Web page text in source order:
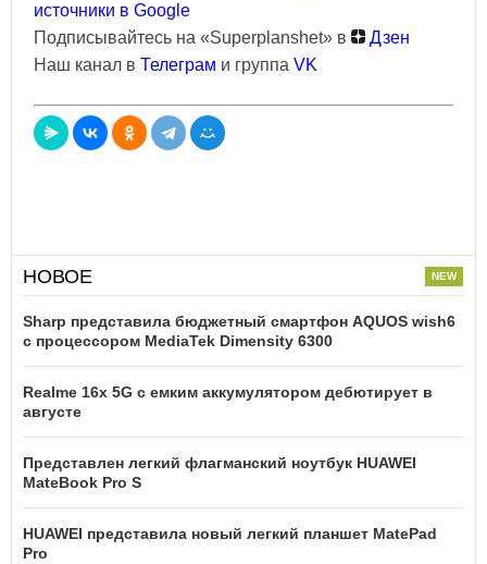
источники в Google
Подписывайтесь на «Superplanshet» в
Дзен
Наш канал в Телеграм и группа VK
НОВОЕ
Sharp представила бюджетный смартфон AQUOS wish6
с процессором MediaTek Dimensity 6300
Realme 16x 5G с емким аккумулятором дебютирует в
августе
Представлен легкий флагманский ноутбук HUAWEI
MateBook Pro S
HUAWEI представила новый легкий планшет MatePad
Pro